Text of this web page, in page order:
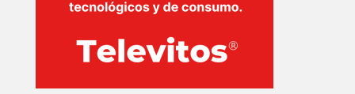
SERIES